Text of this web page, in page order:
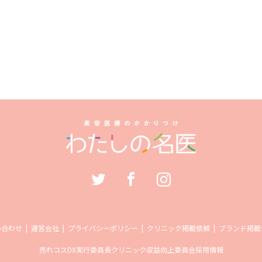
わせ 運営会社 プライバシーポリシー クリニック掲載依頼 ブランド掲
売れコスDX実行委員長クリニック収益向上委員会採用情報